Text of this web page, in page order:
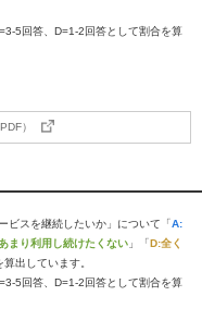
5回答、D=1-2回答として割合を算
）
ビスを継続したいか」について「A:
まり利用し続けたくない 」「D:全く
出しています。
5回答、D=1-2回答として割合を算